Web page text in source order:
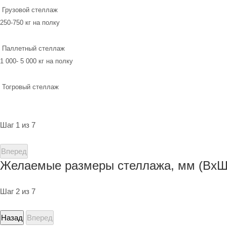
Грузовой стеллаж
250-750 кг на полку
Паллетный стеллаж
1 000- 5 000 кг на полку
Тогровый стеллаж
Шаг 1 из 7
Вперед
Желаемые размеры стеллажа, мм
Шаг 2 из 7
Назад Вперед